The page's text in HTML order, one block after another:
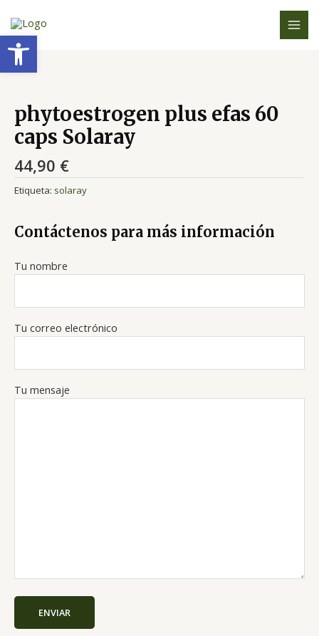
contenido
phytoestrogen plus efas 60
caps Solaray
44,90 €
Etiqueta: solaray
Contáctenos para más información
Tu nombre
Tu correo electrónico
Tu mensaje
Abrir barra de herramientas